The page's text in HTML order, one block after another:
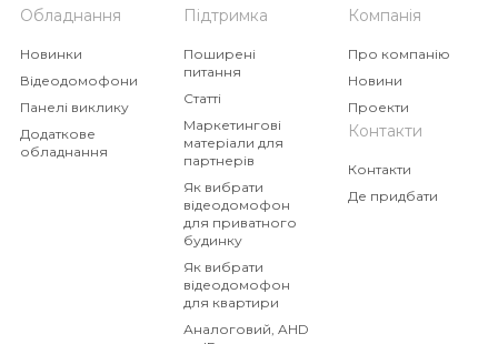
Обладнання
Новинки
Відеодомофони
Панелі виклику
Додаткове
обладнання
Підтримка
Поширені
питання
Статті
Маркетингові
матеріали для
партнерів
Як вибрати
відеодомофон
для приватного
будинку
Як вибрати
відеодомофон
для квартири
Аналоговий, AHD
Компанія
Про компанію
Новини
Проекти
Контакти
Контакти
Де придбати